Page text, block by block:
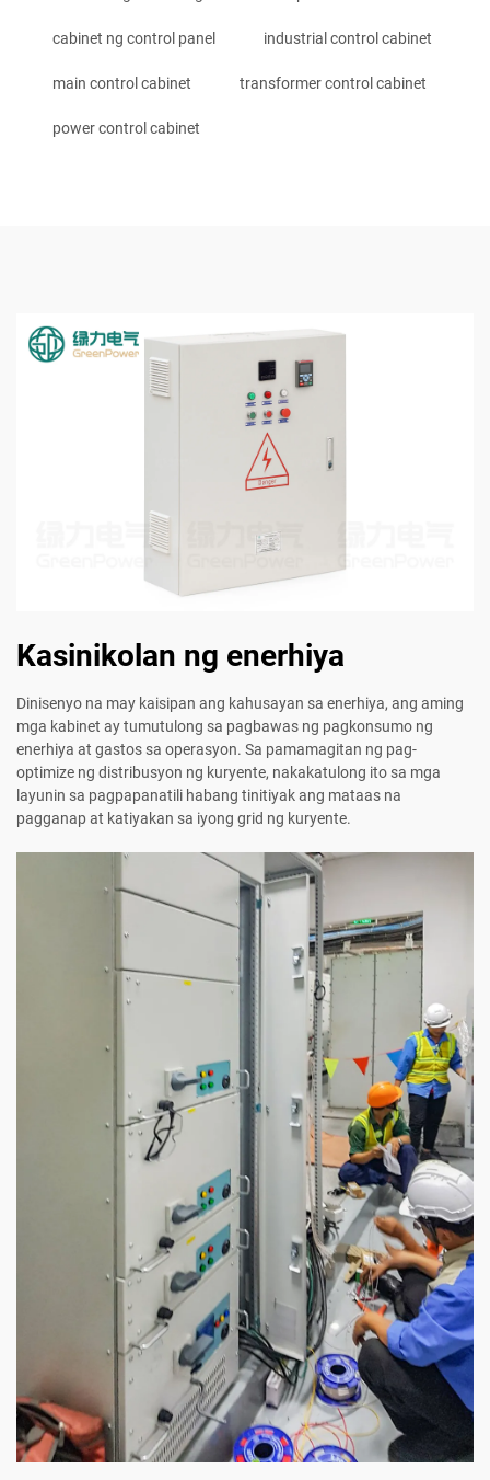
cabinet ng control panel industrial control cabinet
main control cabinet transformer control cabinet
power control cabinet
Kasinikolan ng enerhiya
Dinisenyo na may kaisipan ang kahusayan sa enerhiya, ang aming
mga kabinet ay tumutulong sa pagbawas ng pagkonsumo ng
enerhiya at gastos sa operasyon. Sa pamamagitan ng pag-
optimize ng distribusyon ng kuryente, nakakatulong ito sa mga
layunin sa pagpapanatili habang tinitiyak ang mataas na
pagganap at katiyakan sa iyong grid ng kuryente.